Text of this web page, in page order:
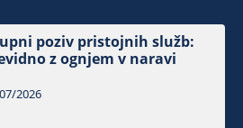
poziv pristojnih služb:
z ognjem v naravi
2026